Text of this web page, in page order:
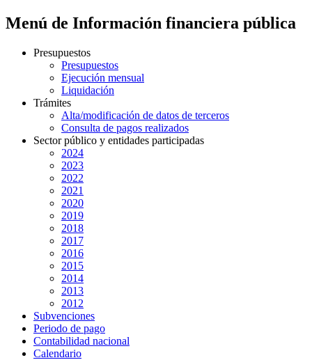
Menú de Información financiera pública
Presupuestos
Presupuestos
Ejecución mensual
Liquidación
Trámites
Alta/modificación de datos de terceros
Consulta de pagos realizados
Sector público y entidades participadas
2024
2023
2022
2021
2020
2019
2018
2017
2016
2015
2014
2013
2012
Subvenciones
Periodo de pago
Contabilidad nacional
Calendario